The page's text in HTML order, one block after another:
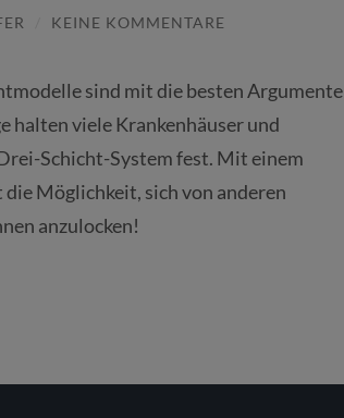
KEINE KOMMENTARE
sind mit die besten Argumente
halten viele Krankenhäuser und
Schicht-System fest. Mit einem
die Möglichkeit, sich von anderen
anzulocken!